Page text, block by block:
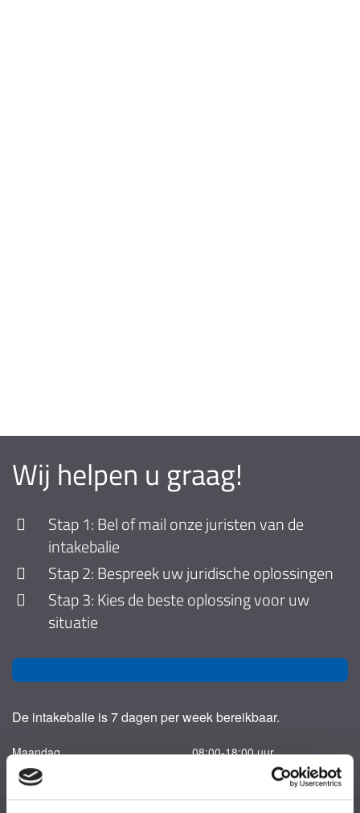
Wij helpen u graag!
Stap 1: Bel of mail onze juristen van de
intakebalie
Stap 2: Bespreek uw juridische oplossingen
Stap 3: Kies de beste oplossing voor uw
situatie
De intakebalie is 7 dagen per week bereikbaar.
Maandag
Dinsdag
Woensdag
Donderdag
08:00-18:00 uur
08:00-18:00 uur
08:00-18:00 uur
08:00-18:00 uur